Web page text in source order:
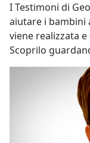
I Testimoni di
aiutare i bambini
viene realizzata
Scoprilo